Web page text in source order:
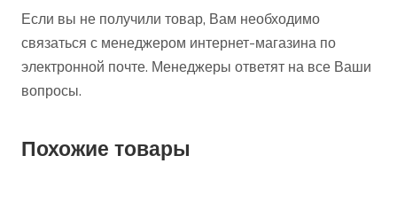
Если вы не получили товар, Вам необходимо
связаться с менеджером интернет-магазина по
электронной почте. Менеджеры ответят на все Ваши
вопросы.
Похожие товары